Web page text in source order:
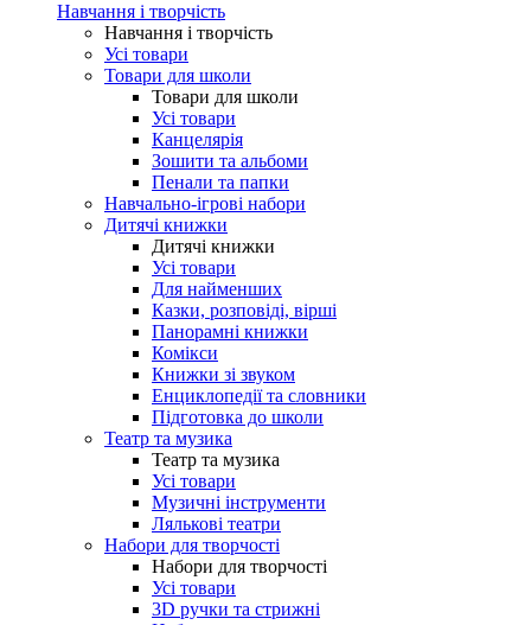
Навчання і творчість
Навчання і творчість
Усі товари
Товари для школи
Товари для школи
Усі товари
Канцелярія
Зошити та альбоми
Пенали та папки
Навчально-ігрові набори
Дитячі книжки
Дитячі книжки
Усі товари
Для найменших
Казки, розповіді, вірші
Панорамні книжки
Комікси
Книжки зі звуком
Енциклопедії та словники
Підготовка до школи
Театр та музика
Театр та музика
Усі товари
Музичні інструменти
Лялькові театри
Набори для творчості
Набори для творчості
Усі товари
3D ручки та стрижні